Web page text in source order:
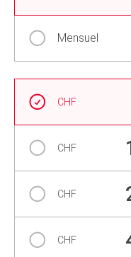
Mensuel
CHF
CHF
CHF
CHF